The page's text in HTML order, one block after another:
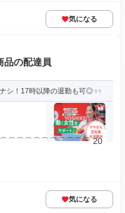
気になる
品の配達員
シ！17時以降の退勤も可◎
20
気になる